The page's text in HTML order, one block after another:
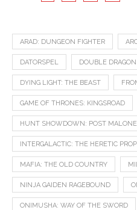
ARAD: DUNGEON FIGHTER
DATORSPEL DOUBLE
DYING LIGHT: THE BEAST
GAME OF THRONES: KINGSROAD
HUNT SHOWDOWN: POST
INTERGALACTIC: THE HERETIC
MAFIA: THE OLD COUNTRY
NINJA GAIDEN RAGEBOUND
ONIMUSHA: WAY OF THE SWORD